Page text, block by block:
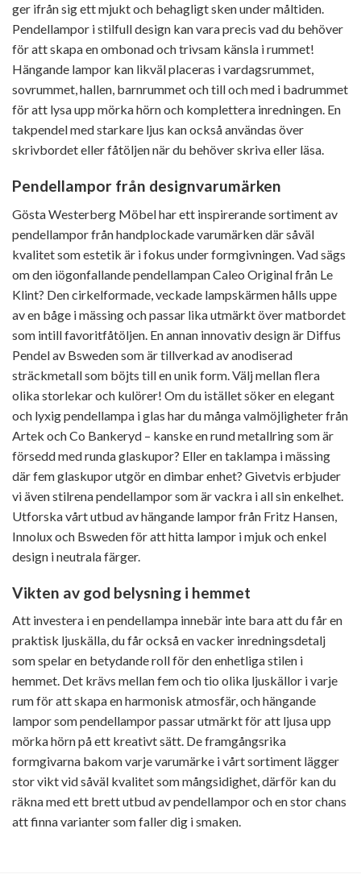
ger ifrån sig ett mjukt och behagligt sken under måltiden.
Pendellampor i stilfull design kan vara precis vad du behöver
för att skapa en ombonad och trivsam känsla i rummet!
Hängande lampor kan likväl placeras i vardagsrummet,
sovrummet, hallen, barnrummet och till och med i badrummet
för att lysa upp mörka hörn och komplettera inredningen. En
takpendel med starkare ljus kan också användas över
skrivbordet eller fåtöljen när du behöver skriva eller läsa.
Pendellampor från designvarumärken
Gösta Westerberg Möbel har ett inspirerande sortiment av
pendellampor från handplockade varumärken där såväl
kvalitet som estetik är i fokus under formgivningen. Vad sägs
om den iögonfallande pendellampan Caleo Original från Le
Klint? Den cirkelformade, veckade lampskärmen hålls uppe
av en båge i mässing och passar lika utmärkt över matbordet
som intill favoritfåtöljen. En annan innovativ design är Diffus
Pendel av Bsweden som är tillverkad av anodiserad
sträckmetall som böjts till en unik form. Välj mellan flera
olika storlekar och kulörer! Om du istället söker en elegant
och lyxig pendellampa i glas har du många valmöjligheter från
Artek och Co Bankeryd – kanske en rund metallring som är
försedd med runda glaskupor? Eller en taklampa i mässing
där fem glaskupor utgör en dimbar enhet? Givetvis erbjuder
vi även stilrena pendellampor som är vackra i all sin enkelhet.
Utforska vårt utbud av hängande lampor från Fritz Hansen,
Innolux och Bsweden för att hitta lampor i mjuk och enkel
design i neutrala färger.
Vikten av god belysning i hemmet
Att investera i en pendellampa innebär inte bara att du får en
praktisk ljuskälla, du får också en vacker inredningsdetalj
som spelar en betydande roll för den enhetliga stilen i
hemmet. Det krävs mellan fem och tio olika ljuskällor i varje
rum för att skapa en harmonisk atmosfär, och hängande
lampor som pendellampor passar utmärkt för att ljusa upp
mörka hörn på ett kreativt sätt. De framgångsrika
formgivarna bakom varje varumärke i vårt sortiment lägger
stor vikt vid såväl kvalitet som mångsidighet, därför kan du
räkna med ett brett utbud av pendellampor och en stor chans
att finna varianter som faller dig i smaken.